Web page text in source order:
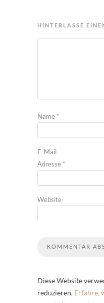
HINTERLASSE
Name *
E-Mail-
Adresse *
Website
Diese Website
reduzieren. Erfahre,